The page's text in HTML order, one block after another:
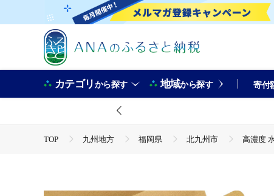
カテゴリから探す 地域から探す 寄付
TOP 九州地方 福岡県 北九州市 高濃度